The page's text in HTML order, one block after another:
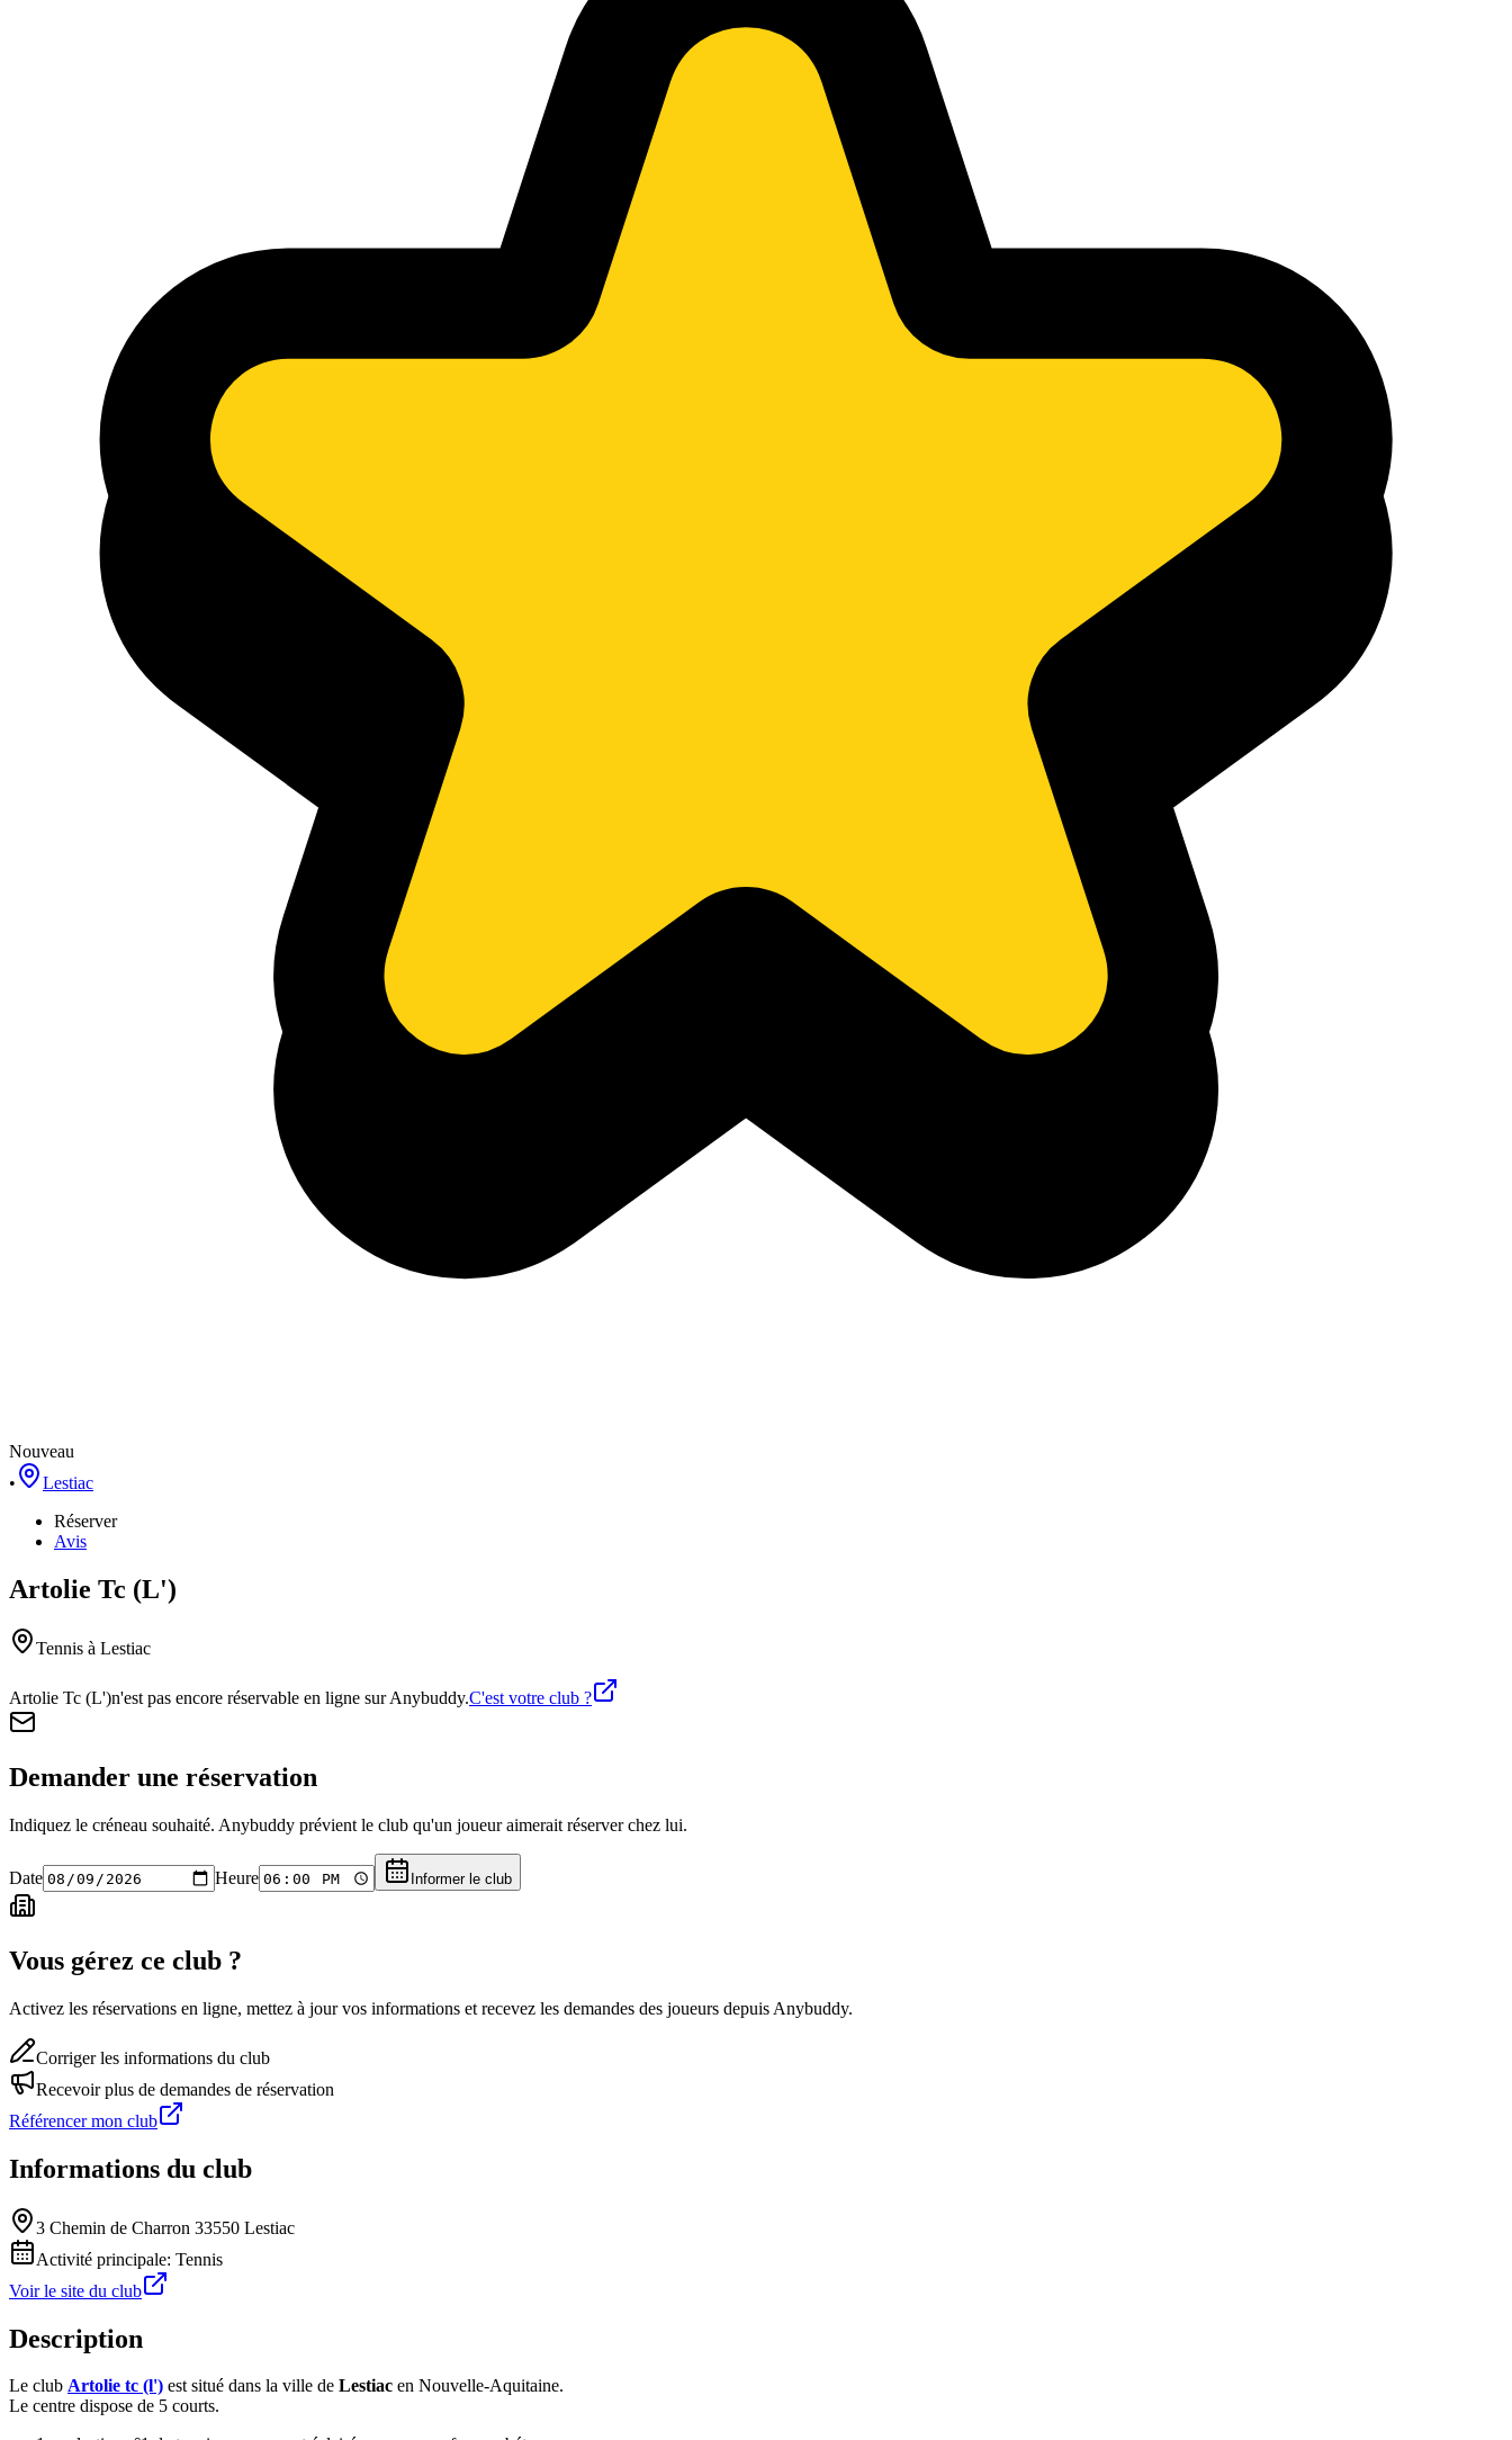
Nouveau
•
Lestiac
Réserver
Avis
Artolie Tc (L')
Tennis à Lestiac
Artolie Tc (L')n'est pas encore réservable en ligne sur Anybuddy.C'est votre club ?
Demander une réservation
Indiquez le créneau souhaité. Anybuddy prévient le club qu'un joueur aimerait réserver chez lui.
Date Heure Informer le club
Vous gérez ce club ?
Activez les réservations en ligne, mettez à jour vos informations et recevez les demandes des joueurs depuis Anybuddy.
Corriger les informations du club
Recevoir plus de demandes de réservation
Référencer mon club
Informations du club
3 Chemin de Charron 33550 Lestiac
Activité principale: Tennis
Voir le site du club
Description
Le club Artolie tc (l') est situé dans la ville de Lestiac en Nouvelle-Aquitaine.
Le centre dispose de 5 courts.